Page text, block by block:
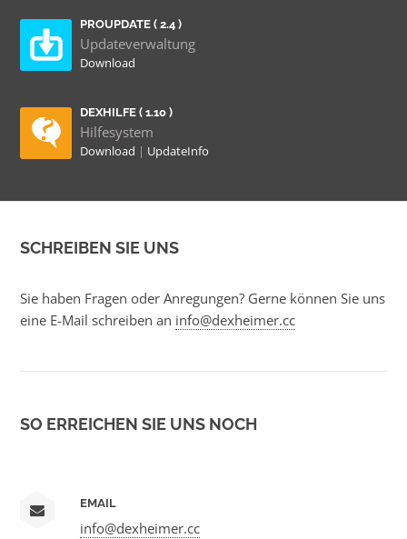
PROUPDATE ( 2.4 )
Updateverwaltung
Download
DEXHILFE ( 1.10 )
Hilfesystem
Download | UpdateInfo
SCHREIBEN SIE UNS
Sie haben Fragen oder Anregungen? Gerne können Sie uns
eine E-Mail schreiben an info@dexheimer.cc
SO ERREICHEN SIE UNS NOCH
EMAIL
info@dexheimer.cc